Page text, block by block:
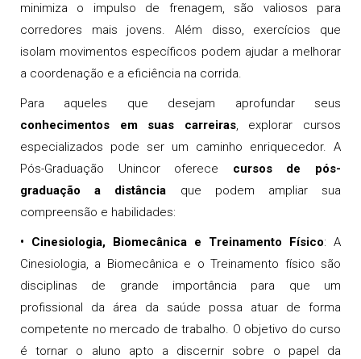
minimiza o impulso de frenagem, são valiosos para
corredores mais jovens. Além disso, exercícios que
isolam movimentos específicos podem ajudar a melhorar
a coordenação e a eficiência na corrida.
Para aqueles que desejam aprofundar seus
conhecimentos em suas carreiras, explorar cursos
especializados pode ser um caminho enriquecedor. A
Pós-Graduação Unincor oferece cursos de pós-
graduação a distância que podem ampliar sua
compreensão e habilidades:
• Cinesiologia, Biomecânica e Treinamento Físico: A
Cinesiologia, a Biomecânica e o Treinamento físico são
disciplinas de grande importância para que um
profissional da área da saúde possa atuar de forma
competente no mercado de trabalho. O objetivo do curso
é tornar o aluno apto a discernir sobre o papel da